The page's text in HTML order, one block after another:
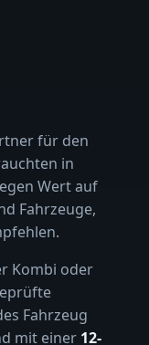
für den
in
Wert auf
Fahrzeuge,
Kombi oder
Fahrzeug
mit einer 12-